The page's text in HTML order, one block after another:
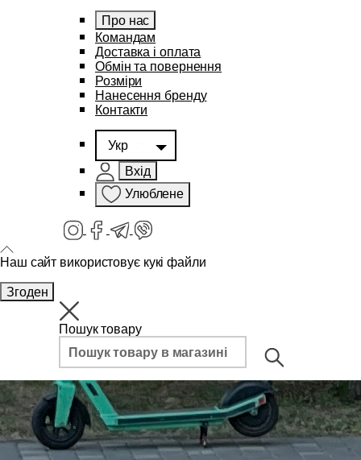
Про нас
Командам
Доставка і оплата
Обмін та повернення
Розміри
Нанесення бренду
Контакти
Укр
Вхід
Улюблене
Наш сайт використовує кукі файли
Згоден
Пошук товару